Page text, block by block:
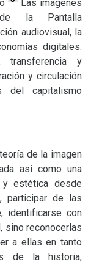
Las imágenes
la Pantalla
audiovisual, la
digitales.
transferencia y
y circulación
capitalismo
de la imagen
así como una
estética desde
participar de las
identificarse con
sino reconocerlas
a ellas en tanto
de la historia,